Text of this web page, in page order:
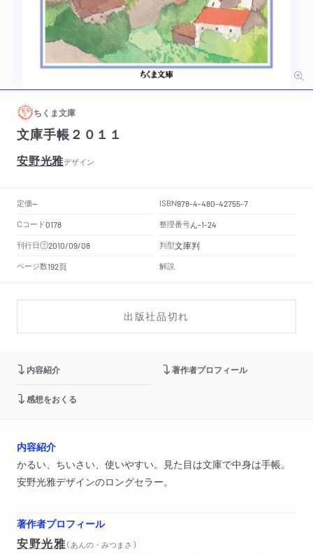
ちくま文庫
文庫手帳２０１１
安野光雅デザイン
定価-- ISBN978-4-480-42755-7
Cコード0178 整理番号ん-1-24
刊行日 2010/09/08 判型文庫判
ページ数192頁 解説
出版社品切れ
内容紹介 著作者プロフィール
感想をおくる
内容紹介
かるい、ちいさい、使いやすい。見た目は文庫で中身は手帳。
安野光雅デザインのロングセラー。
著作者プロフィール
安野光雅（ あんの・みつまさ ）